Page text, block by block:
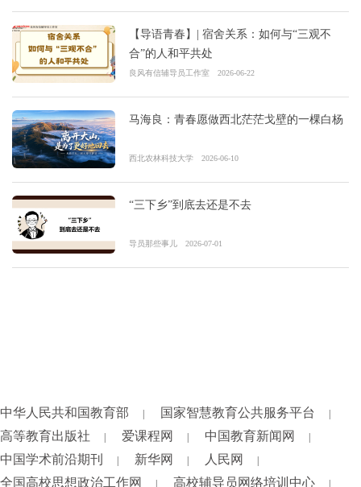
【导语青春】| 宿舍关系：如何与“三观不
合”的人和平共处
良风有信辅导员工作室 2026-06-22
马海良：青春愿做西北茫茫戈壁的一棵白杨
西北农林科技大学 2026-06-10
“三下乡”到底去还是不去
导员那些事儿 2026-07-01
中华人民共和国教育部 国家智慧教育公共服务平台
高等教育出版社 爱课程网 中国教育新闻网
中国学术前沿期刊 新华网 人民网
全国高校思想政治工作网 高校辅导员网络培训中心